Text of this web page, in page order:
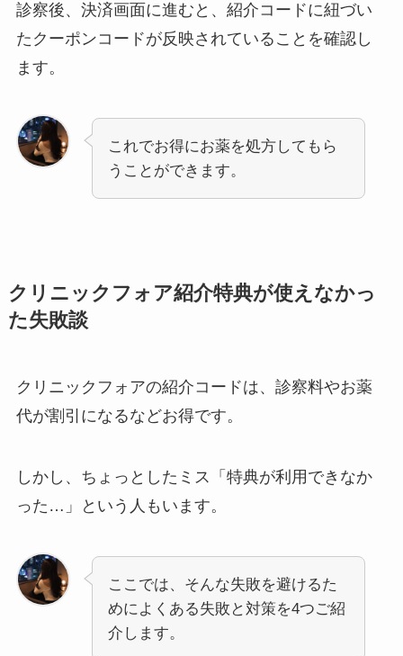
診察後、決済画面に進むと、紹介コードに紐づい
たクーポンコードが反映されていることを確認し
ます。
これでお得にお薬を処方してもら
うことができます。
クリニックフォア紹介特典が使えなかっ
た失敗談
クリニックフォアの紹介コードは、診察料やお薬
代が割引になるなどお得です。
しかし、ちょっとしたミス「特典が利用できなか
った…」という人もいます。
ここでは、そんな失敗を避けるた
めによくある失敗と対策を4つご紹
介します。